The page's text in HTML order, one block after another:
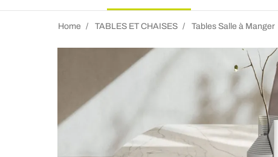
Home TABLES ET CHAISES Tables Salle à Manger